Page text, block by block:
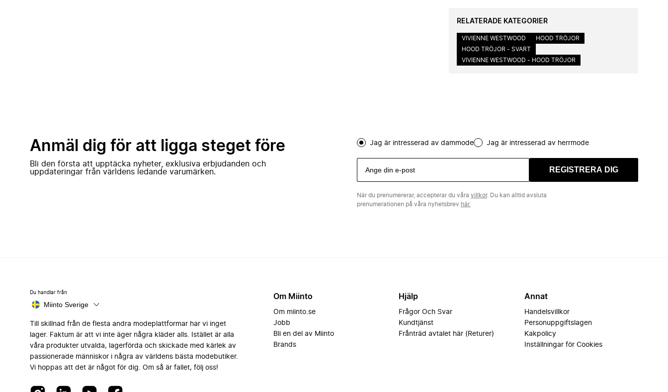
RELATERADE KATEGORIER
VIVIENNE WESTWOOD
HOOD TRÖJOR
HOOD TRÖJOR - SVART
VIVIENNE WESTWOOD - HOOD TRÖJOR
Anmäl dig för att ligga steget före
Bli den första att upptäcka nyheter, exklusiva erbjudanden och
uppdateringar från världens ledande varumärken.
Jag är intresserad av dammode Jag är intresserad av herrmode
REGISTRERA DIG
När du prenumererar, accepterar du våra villkor. Du kan alltid avsluta
prenumerationen på våra nyhetsbrev här.
Du handlar från
Miinto Sverige
Till skillnad från de flesta andra modeplattformar har vi inget
lager. Faktum är att vi inte äger några kläder alls. Istället är alla
våra produkter utvalda, lagerförda och skickade med kärlek av
passionerade människor i några av världens bästa modebutiker.
Vi hoppas att det är något för dig. Om så är fallet, följ oss!
Om Miinto
Om miinto.se
Jobb
Bli en del av Miinto
Brands
Hjälp
Frågor Och Svar
Kundtjänst
Frånträd avtalet här (Returer)
Annat
Handelsvillkor
Personuppgiftslagen
Kakpolicy
Inställningar för Cookies